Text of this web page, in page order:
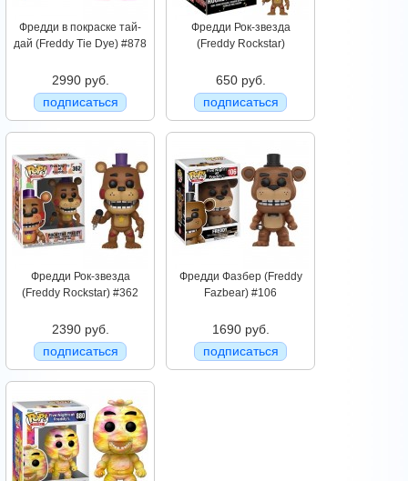
Фредди в покраске тай-
дай (Freddy Tie Dye) #878
2990 руб.
подписаться
Фредди Рок-звезда
(Freddy Rockstar)
650 руб.
подписаться
Фредди Рок-звезда
(Freddy Rockstar) #362
2390 руб.
подписаться
Фредди Фазбер (Freddy
Fazbear) #106
1690 руб.
подписаться